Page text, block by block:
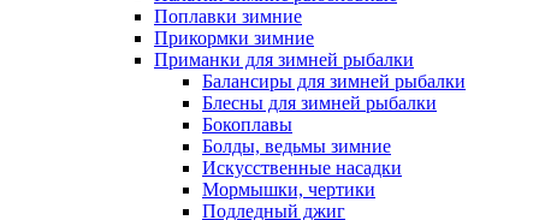
Поплавки зимние
Прикормки зимние
Приманки для зимней рыбалки
Балансиры для зимней рыбалки
Блесны для зимней рыбалки
Бокоплавы
Болды, ведьмы зимние
Искусственные насадки
Мормышки, чертики
Подледный джиг